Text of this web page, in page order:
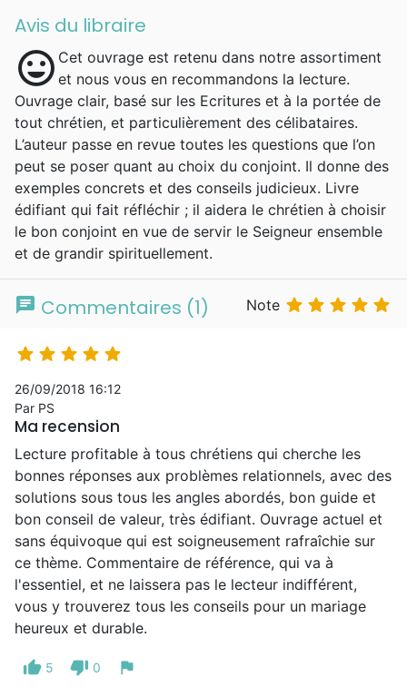
été traduits en français: Vous allez dire oui à
besoin de vous et, le plus récent, Relations
toxiques : savoir s'éloigner.
Avis du libraire
mood Cet ouvrage est retenu dans notre assortiment
et nous vous en recommandons la lecture.
Ouvrage clair, basé sur les Ecritures et à la portée de
tout chrétien, et particulièrement des célibataires.
L’auteur passe en revue toutes les questions que l’on
peut se poser quant au choix du conjoint. Il donne des
exemples concrets et des conseils judicieux. Livre
édifiant qui fait réfléchir ; il aidera le chrétien à choisir
le bon conjoint en vue de servir le Seigneur ensemble
et de grandir spirituellement.
chat Commentaires (1) Note     
    
26/09/2018 16:12
Par PS
Ma recension
Lecture profitable à tous chrétiens qui cherche les
bonnes réponses aux problèmes relationnels, avec des
solutions sous tous les angles abordés, bon guide et
bon conseil de valeur, très édifiant. Ouvrage actuel et
sans équivoque qui est soigneusement rafraîchie sur
ce thème. Commentaire de référence, qui va à
l'essentiel, et ne laissera pas le lecteur indifférent,
vous y trouverez tous les conseils pour un mariage
heureux et durable.
thumb_up 5 thumb_down 0 flag